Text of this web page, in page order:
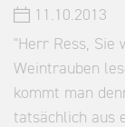
11.10.2013
"Herr Ress, Sie
Weintrauben
kommt man
tatsächlich aus